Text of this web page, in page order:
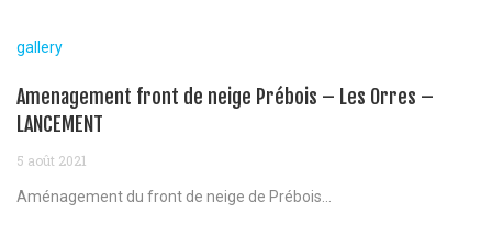
gallery
Amenagement front de neige Prébois – Les Orres –
LANCEMENT
5 août 2021
Aménagement du front de neige de Prébois...